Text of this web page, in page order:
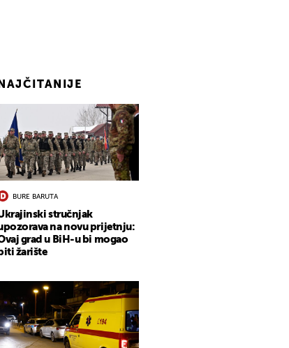
NAJČITANIJE
BURE BARUTA
stručnjak
na novu prijetnju:
grad u BiH-u bi mogao
biti žarište